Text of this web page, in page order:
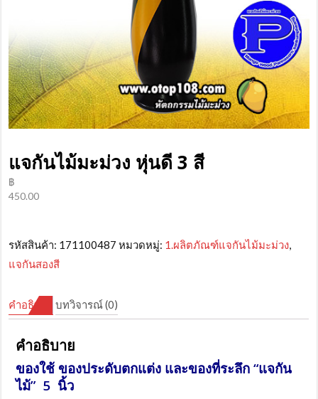
แจกันไม้มะม่วง หุ่นดี 3 สี
฿
450.00
รหัสสินค้า: 171100487 หมวดหมู่: 1.ผลิตภัณฑ์แจกันไม้มะม่วง,
แจกันสองสี
คำอธิบาย บทวิจารณ์ (0)
คำอธิบาย
ของใช้ ของประดับตกแต่ง และของที่ระลึก “แจกัน
ไม้”5 นิ้ว